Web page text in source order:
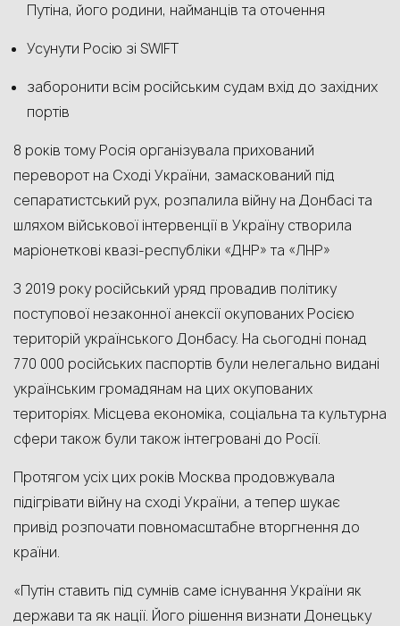
Путіна, його родини, найманців та оточення
Усунути Росію зі SWIFT
заборонити всім російським судам вхід до західних
портів
8 років тому Росія організувала прихований
переворот на Сході України, замаскований під
сепаратистський рух, розпалила війну на Донбасі та
шляхом військової інтервенції в Україну створила
маріонеткові квазі-республіки «ДНР» та «ЛНР»
З 2019 року російський уряд провадив політику
поступової незаконної анексії окупованих Росією
територій українського Донбасу. На сьогодні понад
770 000 російських паспортів були нелегально видані
українським громадянам на цих окупованих
територіях. Місцева економіка, соціальна та культурна
сфери також були також інтегровані до Росії.
Протягом усіх цих років Москва продовжувала
підігрівати війну на сході України, а тепер шукає
привід розпочати повномасштабне вторгнення до
країни.
«Путін ставить під сумнів саме існування України як
держави та як нації. Його рішення визнати Донецьку